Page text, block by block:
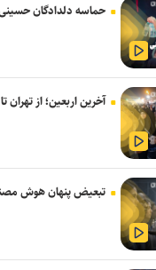
پیوست
پرسپولیس و تراکتور به شمس
مس شهر بابک را جذب کرد
همنام اهوازی در دیدار تدارکاتی
امید پرسپولیس به تمرینات
تا قبل از شروع لیگ پنجره
شد
حماسه دلدادگان
آخرین اربعین؛ از تهران
تبعیض پنهان هوش